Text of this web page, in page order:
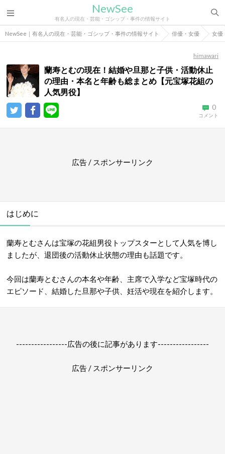
NewSee
有名人の現在・芸能・ゴシップ・事件の情報サイト
NewSee｜有名人の現在・芸能・ゴシップ・事件の情報サイト 俳優・女優 女優
himawari
蘭寿とむの現在！結婚や旦那と子供・活動休止
の理由・本名と年齢も総まとめ【元宝塚花組の
人気男役】
0
コメント
広告 / スポンサーリンク
はじめに
蘭寿とむさんは宝塚の花組男役トップスターとして人気を博し
ましたが、退団後の活動休止状態の理由も話題です。
今回は蘭寿とむさんの本名や年齢、主席で入学など宝塚時代の
エピソード、結婚した旦那や子供、妊活や現在を紹介します。
-----------------広告の後に記事があります-----------------
広告 / スポンサーリンク